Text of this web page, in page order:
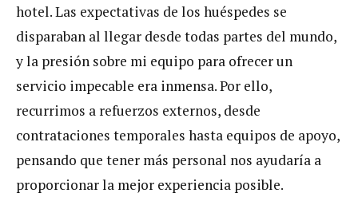
hotel. Las expectativas de los huéspedes se
disparaban al llegar desde todas partes del mundo,
y la presión sobre mi equipo para ofrecer un
servicio impecable era inmensa. Por ello,
recurrimos a refuerzos externos, desde
contrataciones temporales hasta equipos de apoyo,
pensando que tener más personal nos ayudaría a
proporcionar la mejor experiencia posible.